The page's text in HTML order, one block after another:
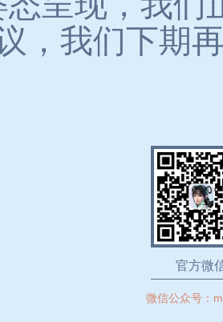
，我们下期
官方微
微信公众号：